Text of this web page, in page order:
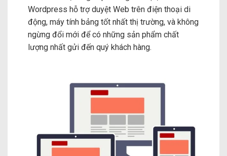
Wordpress hỗ trợ duyệt Web trên điện thoại di
động, máy tính bảng tốt nhất thị trường, và không
ngừng đổi mới để có những sản phẩm chất
lượng nhất gửi đến quý khách hàng.